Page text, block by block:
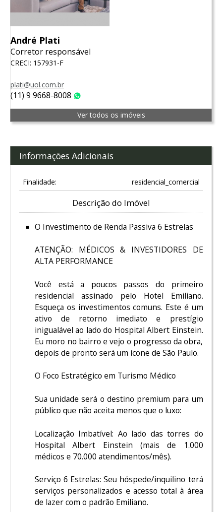
André Plati
Corretor responsável
CRECI: 157931-F
plati@uol.com.br
(11) 9 9668-8008
Ver todos os imóveis
Informações Adicionais
Finalidade: residencial_comercial
Descrição do Imóvel
O Investimento de Renda Passiva 6 Estrelas
ATENÇÃO: MÉDICOS & INVESTIDORES DE
ALTA PERFORMANCE
Você está a poucos passos do primeiro
residencial assinado pelo Hotel Emiliano.
Esqueça os investimentos comuns. Este é um
ativo de retorno imediato e prestígio
inigualável ao lado do Hospital Albert Einstein.
Eu moro no bairro e vejo o progresso da obra,
depois de pronto será um ícone de São Paulo.
O Foco Estratégico em Turismo Médico
Sua unidade será o destino premium para um
público que não aceita menos que o luxo:
Localização Imbatível: Ao lado das torres do
Hospital Albert Einstein (mais de 1.000
médicos e 70.000 atendimentos/mês).
Serviço 6 Estrelas: Seu hóspede/inquilino terá
serviços personalizados e acesso total à área
de lazer com o padrão Emiliano.